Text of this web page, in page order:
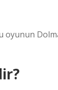
oyunun